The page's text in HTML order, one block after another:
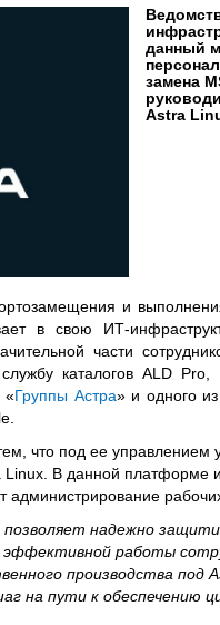
данный
замена
Astra
и
в свою ИТ-
части
каталогов ALD
«Группы Астра» и одного
что под ее управлением
Linux. В данной
администрирование
позволяет надежно
эффективной работы
производства под
на пути к обеспечению